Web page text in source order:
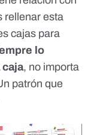
rellenar esta
cajas para
lo
, no importa
patrón que